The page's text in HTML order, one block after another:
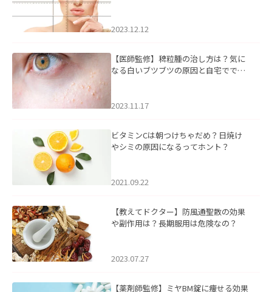
2023.12.12
【医師監修】稗粒腫の治し方は？気に
なる白いブツブツの原因と自宅ででき
2023.11.17
ビタミンCは朝つけちゃだめ？日焼け
やシミの原因になるってホント？
2021.09.22
【教えてドクター】防風通聖散の効果
や副作用は？長期服用は危険なの？
2023.07.27
【薬剤師監修】ミヤBM錠に痩せる効果